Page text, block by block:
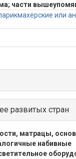
части
или
развитых стран
матрацы,
набивные